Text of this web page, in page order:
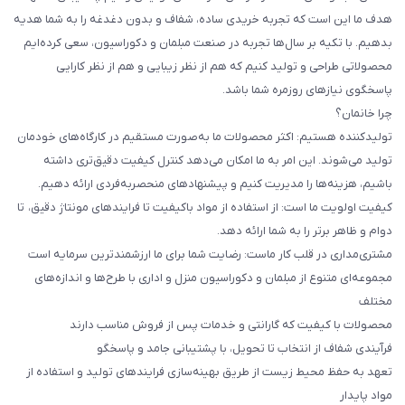
هدف ما این است که تجربه خریدی ساده، شفاف و بدون دغدغه را به شما هدیه
بدهیم. با تکیه بر سال‌ها تجربه در صنعت مبلمان و دکوراسیون، سعی کرده‌ایم
محصولاتی طراحی و تولید کنیم که هم از نظر زیبایی و هم از نظر کارایی
پاسخگوی نیازهای روزمره شما باشد.
چرا خانمان؟
تولیدکننده هستیم: اکثر محصولات ما به‌صورت مستقیم در کارگاه‌های خودمان
تولید می‌شوند. این امر به ما امکان می‌دهد کنترل کیفیت دقیق‌تری داشته
باشیم، هزینه‌ها را مدیریت کنیم و پیشنهادهای منحصربه‌فردی ارائه دهیم.
کیفیت اولویت ما است: از استفاده از مواد باکیفیت تا فرایندهای مونتاژ دقیق، تا
دوام و ظاهر برتر را به شما ارائه دهد.
مشتری‌مداری در قلب کار ماست: رضایت شما برای ما ارزشمندترین سرمایه است
مجموعه‌ای متنوع از مبلمان و دکوراسیون منزل و اداری با طرح‌ها و اندازه‌های
مختلف
محصولات با کیفیت که گارانتی و خدمات پس از فروش مناسب دارند
فرآیندی شفاف از انتخاب تا تحویل، با پشتیبانی جامد و پاسخگو
تعهد به حفظ محیط زیست از طریق بهینه‌سازی فرایندهای تولید و استفاده از
مواد پایدار